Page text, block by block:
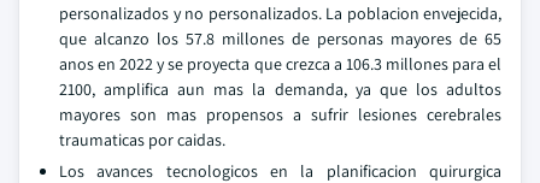
personalizados y no personalizados. La poblacion envejecida,
que alcanzo los 57.8 millones de personas mayores de 65
anos en 2022 y se proyecta que crezca a 106.3 millones para el
2100, amplifica aun mas la demanda, ya que los adultos
mayores son mas propensos a sufrir lesiones cerebrales
traumaticas por caidas.
Los avances tecnologicos en la planificacion quirurgica